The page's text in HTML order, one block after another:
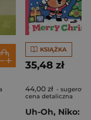
KSIĄŻKA
35,48 zł
44,00 zł -
cena detaliczna